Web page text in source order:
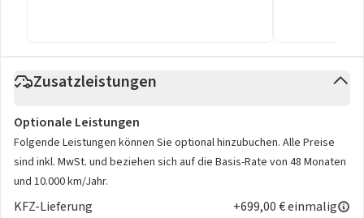
Zusatzleistungen
Optionale Leistungen
Folgende Leistungen können Sie optional hinzubuchen. Alle Preise
sind inkl. MwSt. und beziehen sich auf die Basis-Rate von 48 Monaten
und 10.000 km/Jahr.
KFZ-Lieferung +699,00 € einmalig